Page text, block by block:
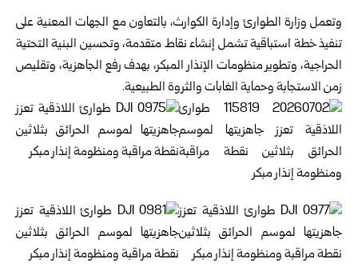
وتعمل وزارة الطوارئ وإدارة الكوارث، بالتعاون مع الجهات المعنية على
تنفيذ خطة استباقية تشمل إنشاء نقاط متقدمة، وتحسين البنية التحتية
الحراجية، وتطوير منظومات الإنذار المبكر، بهدف رفع الجاهزية، وتقليص
زمن الاستجابة وحماية الغابات والثروة الطبيعية.